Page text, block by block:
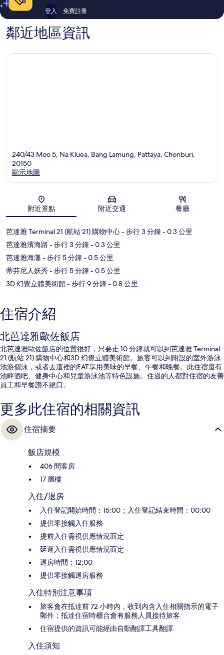
登入 免費註冊
鄰近地區資訊
240/43 Moo 5, Na Kluea, Bang Lamung, Pattaya, Chonburi,
20150
顯示地圖
附近景點 附近交通 餐廳
芭達雅 Terminal 21 (航站 21) 購物中心- 步行 3 分鐘- 0.3 公里
芭達雅濱海路 - 步行 3 分鐘- 0.3 公里
芭達雅海灘- 步行 5 分鐘- 0.5 公里
蒂芬尼人妖秀 - 步行 5 分鐘- 0.5 公里
3D 幻覺立體美術館- 步行 9 分鐘- 0.8 公里
住宿介紹
北芭達雅歐佐飯店
北芭達雅歐佐飯店的位置很好，只要走 10 分鐘就可以到芭達雅 Terminal
21 (航站 21) 購物中心和3D 幻覺立體美術館。旅客可以到附設的室外游泳
池游個泳，或者去這裡的EAT享用美味的早餐、午餐和晚餐。此住宿還有
池畔酒吧、健身中心和兒童游泳池等特色設施。住過的人都對住宿的友善
員工和早餐讚不絕口。
更多此住宿的相關資訊
住宿摘要
飯店規模
406 間客房
17 層樓
入住/退房
入住登記開始時間：15:00；入住登記結束時間：00:00
提供零接觸入住服務
提前入住需視供應情況而定
延遲入住需視供應情況而定
退房時間：12:00
提供零接觸退房服務
入住特別注意事項
旅客會在抵達前 72 小時內，收到內含入住相關指示的電子
郵件；抵達住宿時櫃台會有服務人員接待旅客
住宿提供的資訊可能經由自動翻譯工具翻譯
入住須知